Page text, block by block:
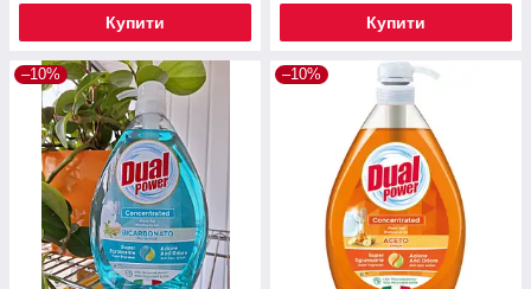
Купити Купити
–10% –10%